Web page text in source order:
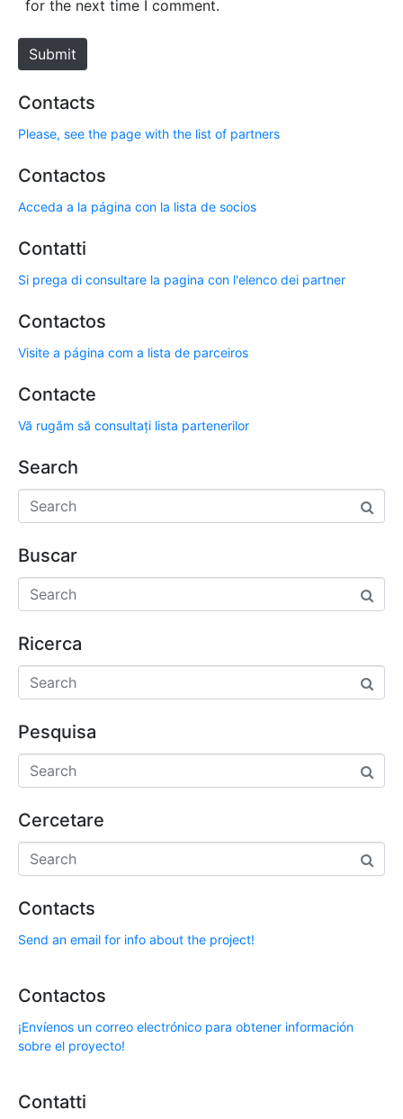
e
for the next time I comment.
Submit
Contacts
Please, see the page with the list of partners
Contactos
Acceda a la página con la lista de socios
Contatti
Si prega di consultare la pagina con l'elenco dei partner
Contactos
Visite a página com a lista de parceiros
Contacte
Vă rugăm să consultați lista partenerilor
Search
Buscar
Ricerca
Pesquisa
Cercetare
Contacts
Send an email for info about the project!
Contactos
¡Envíenos un correo electrónico para obtener información
sobre el proyecto!
Contatti